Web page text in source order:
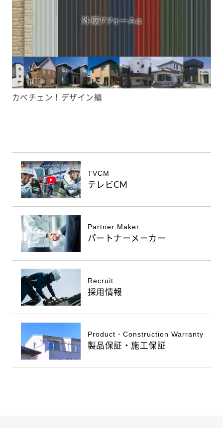
カベチェン！デザイン編
TVCM
テレビCM
Partner Maker
パートナーメーカー
Recruit
採用情報
Product・Construction Warranty
製品保証・施工保証